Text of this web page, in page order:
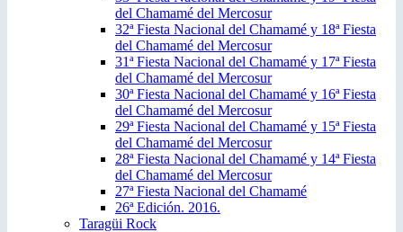
del Chamamé del Mercosur
32ª Fiesta Nacional del Chamamé y 18ª Fiesta
del Chamamé del Mercosur
31ª Fiesta Nacional del Chamamé y 17ª Fiesta
del Chamamé del Mercosur
30ª Fiesta Nacional del Chamamé y 16ª Fiesta
del Chamamé del Mercosur
29ª Fiesta Nacional del Chamamé y 15ª Fiesta
del Chamamé del Mercosur
28ª Fiesta Nacional del Chamamé y 14ª Fiesta
del Chamamé del Mercosur
27ª Fiesta Nacional del Chamamé
26ª Edición. 2016.
Taragüi Rock